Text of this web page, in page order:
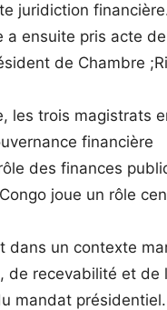
juridiction
a ensuite pris acte
de Chambre
les trois magistrats
financière
des finances
joue un rôle
dans un contexte
de recevabilité et de
mandat présidentiel.